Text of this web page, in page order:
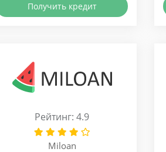
Получить кредит
Рейтинг: 4.9
Miloan